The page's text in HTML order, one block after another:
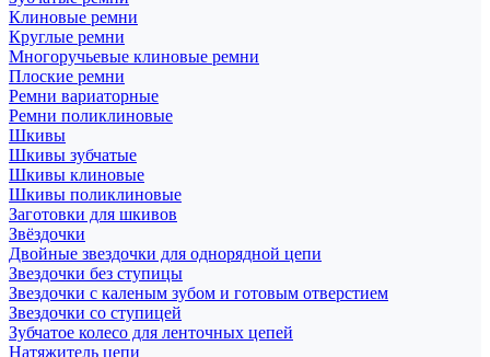
Клиновые ремни
Круглые ремни
Многоручьевые клиновые ремни
Плоские ремни
Ремни вариаторные
Ремни поликлиновые
Шкивы
Шкивы зубчатые
Шкивы клиновые
Шкивы поликлиновые
Заготовки для шкивов
Звёздочки
Двойные звездочки для однорядной цепи
Звездочки без ступицы
Звездочки с каленым зубом и готовым отверстием
Звездочки со ступицей
Зубчатое колесо для ленточных цепей
Натяжитель цепи